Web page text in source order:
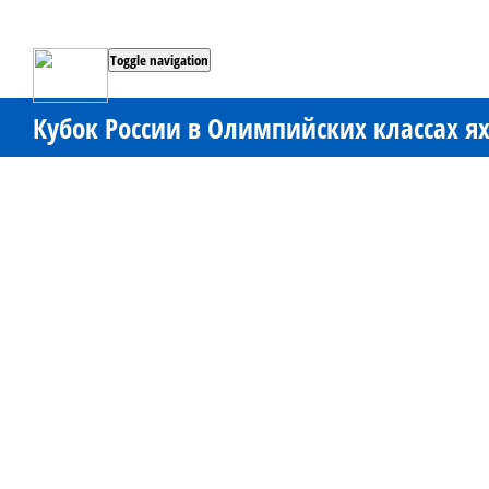
Toggle navigation
Кубок России в Олимпийских классах